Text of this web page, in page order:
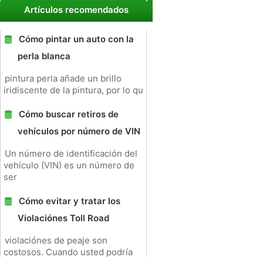
Artículos recomendados
Cómo pintar un auto con la
perla blanca
pintura perla añade un brillo
iridiscente de la pintura, por lo qu
Cómo buscar retiros de
vehículos por número de VIN
Un número de identificación del
vehículo (VIN) es un número de
ser
Cómo evitar y tratar los
Violaciónes Toll Road
violaciónes de peaje son
costosos. Cuando usted podría